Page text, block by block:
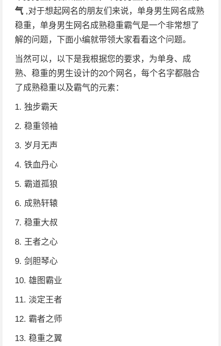
气 ,对于想起网名的朋友们来说，单身男生网名成熟
稳重，单身男生网名成熟稳重霸气是一个非常想了
解的问题，下面小编就带领大家看看这个问题。
当然可以，以下是我根据您的要求，为单身、成
熟、稳重的男生设计的20个网名，每个名字都融合
了成熟稳重以及霸气的元素：
1. 独步霸天
2. 稳重领袖
3. 岁月无声
4. 铁血丹心
5. 霸道孤狼
6. 成熟轩辕
7. 稳重大叔
8. 王者之心
9. 剑胆琴心
10. 雄图霸业
11. 淡定王者
12. 霸者之师
13. 稳重之翼